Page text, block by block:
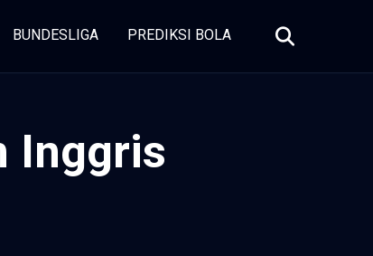
BUNDESLIGA PREDIKSI BOLA
Inggris